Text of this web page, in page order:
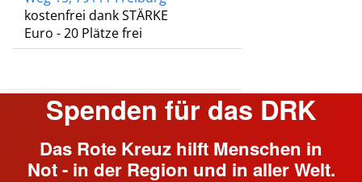
Spenden für das DRK
Das Rote Kreuz hilft Menschen in
Not - in der Region und in aller Welt.